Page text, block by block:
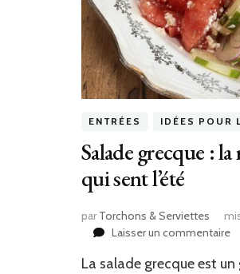
ENTRÉES IDÉES POUR
Salade grecque :
qui sent l’été
par Torchons & Serviettes
Laisser un commentairesur
La salade grecque est